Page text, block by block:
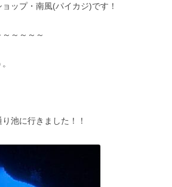
ップ・南風(パイカジ)です！
～～～～
池に行きました！！